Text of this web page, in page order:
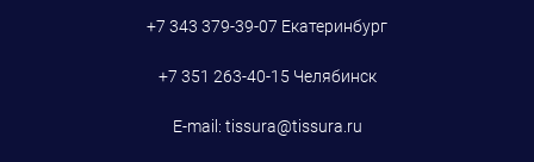
+7 343 379-39-07 Екатеринбург
+7 351 263-40-15 Челябинск
E-mail: tissura@tissura.ru